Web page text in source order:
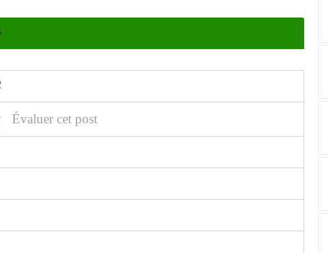
Évaluer cet post